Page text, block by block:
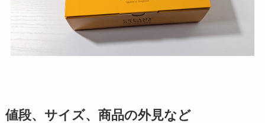
値段、サイズ、商品の外見など